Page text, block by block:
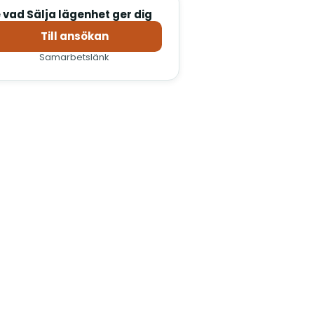
vad Sälja lägenhet ger dig
Till ansökan
(öppnas i nytt fönster)
Samarbetslänk